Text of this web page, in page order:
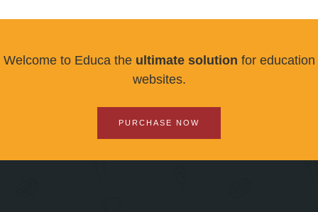
Welcome to Educa the ultimate solution for education
websites.
PURCHASE NOW